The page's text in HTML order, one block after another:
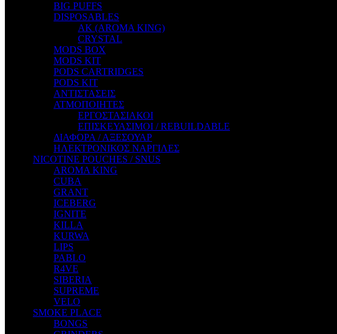
OPMH PROJECT
S-ELF JUICE
SADBOY
SCANDAL
SECRET FOREST
STEAM CITY LIQUIDS
STEAM TRAIN
STEAMPUNK
TALES
TATTOO
THE ALCHEMIST
THE SMOKER'S CLUB
TIKI MAHU
TWIST
VAPE NOVA
VGOD
WILD ZOO
YETI
ZEUS JUICE
BIG PUFFS
DISPOSABLES
AK (AROMA KING)
CRYSTAL
MODS BOX
MODS KIT
PODS CARTRIDGES
PODS KIT
ΑΝΤΙΣΤΑΣΕΙΣ
ΑΤΜΟΠΟΙΗΤΕΣ
ΕΡΓΟΣΤΑΣΙΑΚΟΙ
ΕΠΙΣΚΕΥΑΣΙΜΟΙ / REBUILDABLE
ΔΙΑΦΟΡΑ / ΑΞΕΣΟΥΑΡ
ΗΛΕΚΤΡΟΝΙΚΟΣ ΝΑΡΓΙΛΕΣ
NICOTINE POUCHES / SNUS
AROMA KING
CUBA
GRANT
ICEBERG
IGNITE
KILLA
KURWA
LIPS
PABLO
R4VE
SIBERIA
SUPREME
VELO
SMOKE PLACE
BONGS